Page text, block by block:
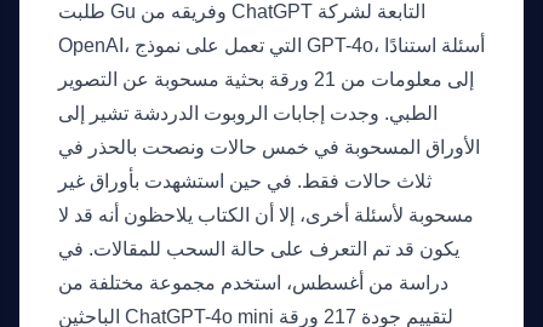
طلبت Gu وفريقه من ChatGPT التابعة لشركة
OpenAI، التي تعمل على نموذج GPT-4o، أسئلة استنادًا
إلى معلومات من 21 ورقة بحثية مسحوبة عن التصوير
الطبي. وجدت إجابات الروبوت الدردشة تشير إلى
الأوراق المسحوبة في خمس حالات ونصحت بالحذر في
ثلاث حالات فقط. في حين استشهدت بأوراق غير
مسحوبة لأسئلة أخرى، إلا أن الكتاب يلاحظون أنه قد لا
يكون قد تم التعرف على حالة السحب للمقالات. في
دراسة من أغسطس، استخدم مجموعة مختلفة من
الباحثين ChatGPT-4o mini لتقييم جودة 217 ورقة